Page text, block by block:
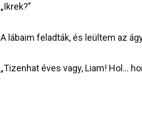
„Ikrek?”
A lábaim feladták, és leültem az
„Tizenhat éves vagy, Liam! Hol…